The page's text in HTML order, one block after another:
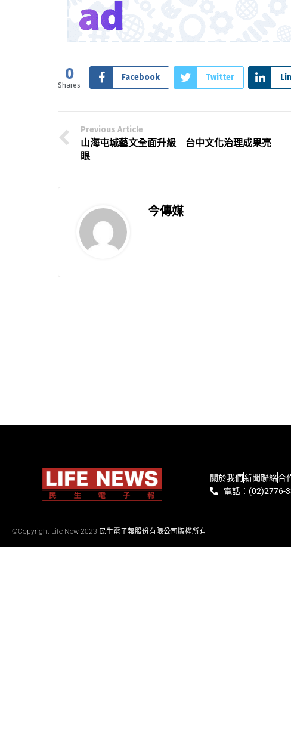
0
Shares
Facebook Twitter
Previous Article
山海屯城藝文全面升級 台中文化治理成果亮
眼
今傳媒
關於我們新聞聯絡合
電話：(02)2776-
©Copyright Life New 2023 民生電子報股份有限公司版權所有